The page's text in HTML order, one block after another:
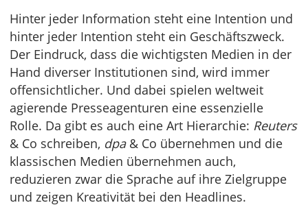
Hinter jeder Information steht eine Intention und
hinter jeder Intention steht ein Geschäftszweck.
Der Eindruck, dass die wichtigsten Medien in der
Hand diverser Institutionen sind, wird immer
offensichtlicher. Und dabei spielen weltweit
agierende Presseagenturen eine essenzielle
Rolle. Da gibt es auch eine Art Hierarchie: Reuters
& Co schreiben, dpa& Co übernehmen und die
klassischen Medien übernehmen auch,
reduzieren zwar die Sprache auf ihre Zielgruppe
und zeigen Kreativität bei den Headlines.